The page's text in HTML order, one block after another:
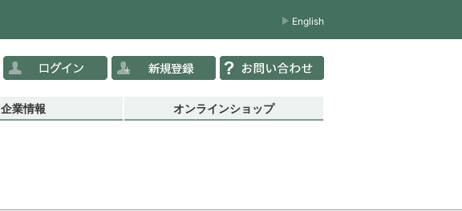
English
企業情報 オンラインショップ